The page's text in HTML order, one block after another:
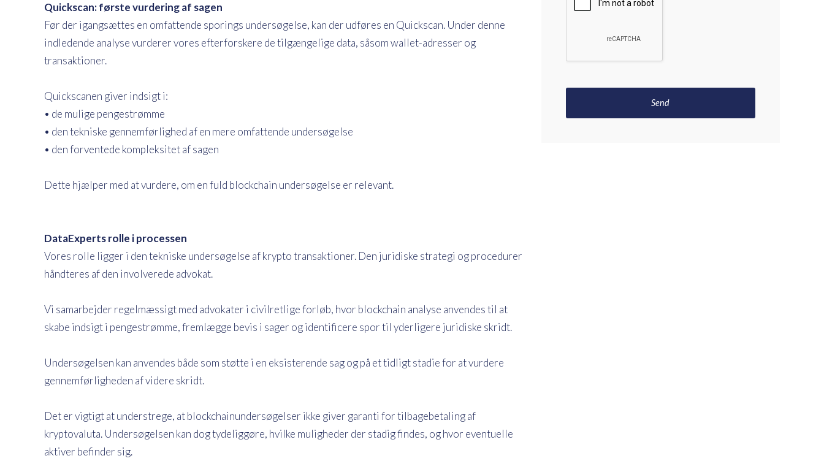
Quickscan: første vurdering af sagen
Før der igangsættes en omfattende sporings undersøgelse, kan der udføres en Quickscan. Under denne
indledende analyse vurderer vores efterforskere de tilgængelige data, såsom wallet-adresser og
transaktioner.
Quickscanen giver indsigt i:
• de mulige pengestrømme
• den tekniske gennemførlighed af en mere omfattende undersøgelse
• den forventede kompleksitet af sagen
Dette hjælper med at vurdere, om en fuld blockchain undersøgelse er relevant.
DataExperts rolle i processen
Vores rolle ligger i den tekniske undersøgelse af krypto transaktioner. Den juridiske strategi og procedurer
håndteres af den involverede advokat.
Vi samarbejder regelmæssigt med advokater i civilretlige forløb, hvor blockchain analyse anvendes til at
skabe indsigt i pengestrømme, fremlægge bevis i sager og identificere spor til yderligere juridiske skridt.
Undersøgelsen kan anvendes både som støtte i en eksisterende sag og på et tidligt stadie for at vurdere
gennemførligheden af videre skridt.
Det er vigtigt at understrege, at blockchainundersøgelser ikke giver garanti for tilbagebetaling af
kryptovaluta. Undersøgelsen kan dog tydeliggøre, hvilke muligheder der stadig findes, og hvor eventuelle
aktiver befinder sig.